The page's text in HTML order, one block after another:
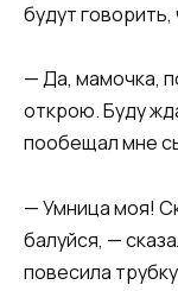
будут
​​— Да, мамочка,
открою. Буду
пообещал мне
​​— Умница моя!
балуйся, —
повесила